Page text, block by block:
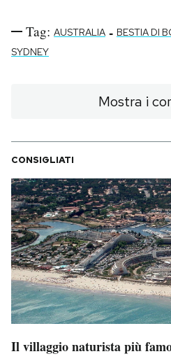
Tag: AUSTRALIA - BESTIA DI
SYDNEY
Mostra i
CONSIGLIATI
Il villaggio naturista più